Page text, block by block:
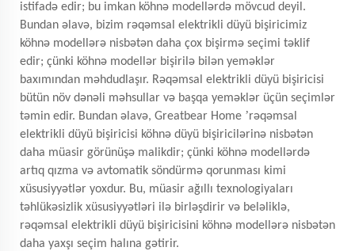
istifadə edir; bu imkan köhnə modellərdə mövcud deyil.
Bundan əlavə, bizim rəqəmsal elektrikli düyü bişiricimiz
köhnə modellərə nisbətən daha çox bişirmə seçimi təklif
edir; çünki köhnə modellər bişirilə bilən yeməklər
baxımından məhdudlaşır. Rəqəmsal elektrikli düyü bişiricisi
bütün növ dənəli məhsullar və başqa yeməklər üçün seçimlər
təmin edir. Bundan əlavə, Greatbear Home ’rəqəmsal
elektrikli düyü bişiricisi köhnə düyü bişiricilərinə nisbətən
daha müasir görünüşə malikdir; çünki köhnə modellərdə
artıq qızma və avtomatik söndürmə qorunması kimi
xüsusiyyətlər yoxdur. Bu, müasir ağıllı texnologiyaları
təhlükəsizlik xüsusiyyətləri ilə birləşdirir və beləliklə,
rəqəmsal elektrikli düyü bişiricisini köhnə modellərə nisbətən
daha yaxşı seçim halına gətirir.